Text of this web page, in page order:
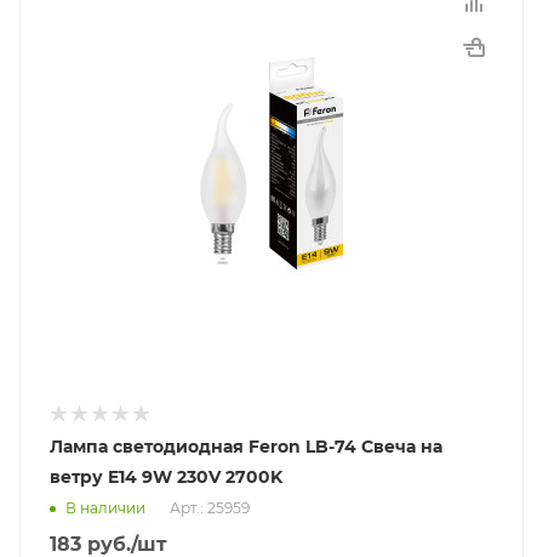
Лампа светодиодная Feron LB-74 Свеча на
ветру E14 9W 230V 2700K
В наличии Арт.: 25959
183 руб./шт